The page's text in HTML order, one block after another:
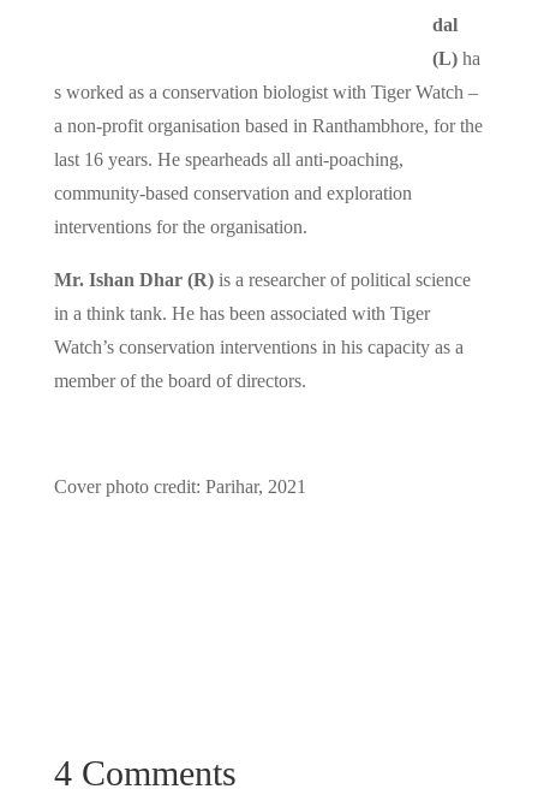
dal
(L)ha
s worked as a conservation biologist with Tiger Watch –
a non-profit organisation based in Ranthambhore, for the
last 16 years. He spearheads all anti-poaching,
community-based conservation and exploration
interventions for the organisation.
Mr. Ishan Dhar (R) is a researcher of political science
in a think tank. He has been associated with Tiger
Watch’s conservation interventions in his capacity as a
member of the board of directors.
Cover photo credit: Parihar, 2021
4 Comments